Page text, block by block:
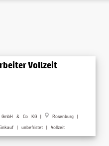
Vollzeit
GmbH & Co KG |
Rosenburg |
| unbefristet | Vollzeit